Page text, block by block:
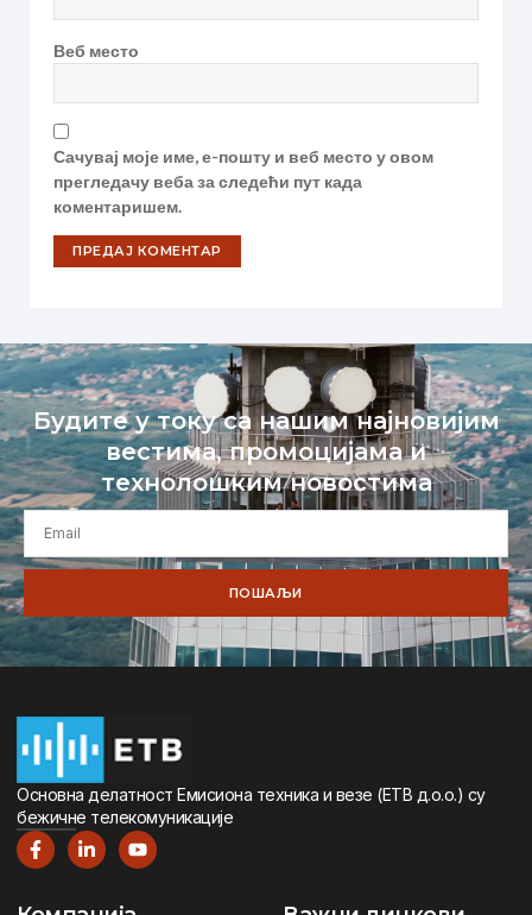
Веб место
Сачувај моје име, е-пошту и веб место у овом
прегледачу веба за следећи пут када
коментаришем.
Будите у току са нашим најновијим
вестима, промоцијама и
технолошким новостима
ПОШАЉИ
Oсновна дeлатност Eмисиона тeхника и вeзe (ETВ д.о.о.) су
бeжичнe тeлeкомуникацијe